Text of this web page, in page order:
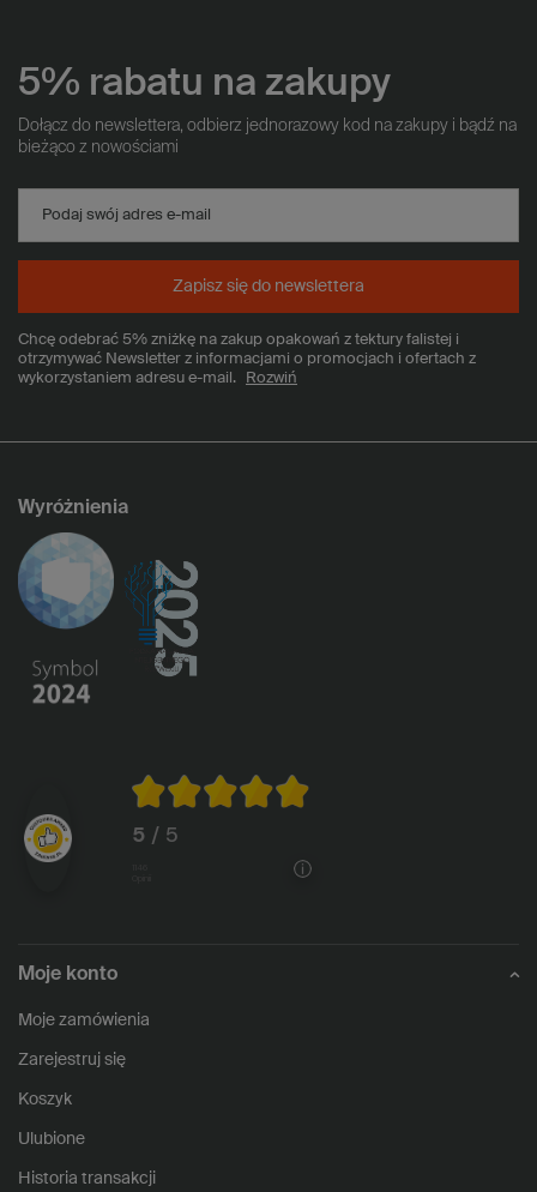
5% rabatu na zakupy
Dołącz do newslettera, odbierz jednorazowy kod na zakupy i bądź na
bieżąco z nowościami
Podaj swój adres e-mail
Chcę odebrać 5% zniżkę na zakup opakowań z tektury falistej i
otrzymywać Newsletter z informacjami o promocjach i ofertach z
wykorzystaniem adresu e-mail.
Rozwiń
Zapisz się do newslettera
Wyróżnienia
5 / 5
Moje konto
Moje zamówienia
Zarejestruj się
Koszyk
Ulubione
Historia transakcji